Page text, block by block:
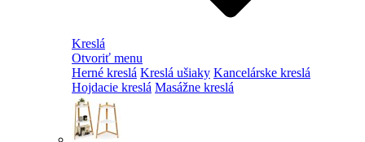
Kreslá
Otvoriť menu
Herné kreslá Kreslá ušiaky Kancelárske kreslá
Hojdacie kreslá Masážne kreslá